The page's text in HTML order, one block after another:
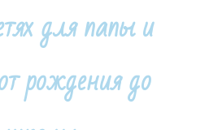
для папы и
рождения до